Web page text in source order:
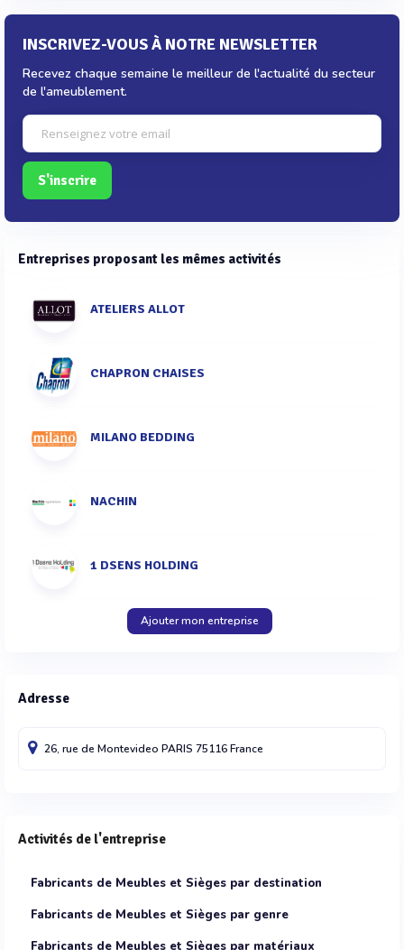
INSCRIVEZ-VOUS À NOTRE NEWSLETTER
Recevez chaque semaine le meilleur de l'actualité du secteur
de l'ameublement.
S'inscrire
Entreprises proposant les mêmes activités
ATELIERS ALLOT
CHAPRON CHAISES
MILANO BEDDING
NACHIN
1 DSENS HOLDING
Ajouter mon entreprise
Adresse
26, rue de Montevideo PARIS 75116France
Activités de l'entreprise
Fabricants de Meubles et Sièges par destination
Fabricants de Meubles et Sièges par genre
Fabricants de Meubles et Sièges par matériaux